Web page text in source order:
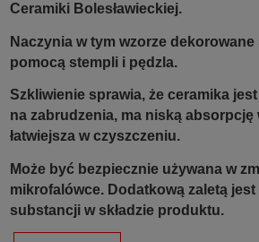
Ceramiki Bolesławieckiej.
Naczynia w tym wzorze dekorowane
pomocą stempli i pędzla.
Szkliwienie sprawia, że ceramika
na zabrudzenia, ma niską absorpcję
łatwiejsza w czyszczeniu.
Może być bezpiecznie używana w
mikrofalówce. Dodatkową zaletą
substancji w składzie produktu.